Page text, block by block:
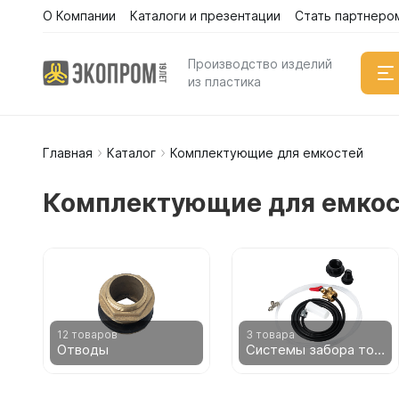
Каталог
О Компании Каталоги и презентации Стать
Производство изделий
из пластика
Емкости
Емкости
Емкости
Емкости
Емкости
Главная Каталог Комплектующие для емкостей
Комплектующие для
12 товаров
Отводы
3 товара
Системы забора топлива